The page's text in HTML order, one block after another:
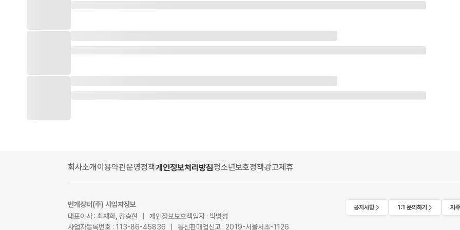
회사소개이용약관운영정책개인정보처리방침청소년보호정책광고제휴
번개장터(주) 사업자정보
대표이사 : 최재화, 강승현 | 개인정보보호책임자 : 박병성
사업자등록번호 : 113-86-45836 | 통신판매업신고 : 2019-서울서초-1126
공지사항 1:1 문의하기 자